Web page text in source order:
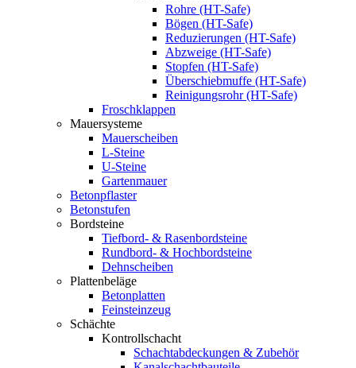
Rohre (HT-Safe)
Bögen (HT-Safe)
Reduzierungen (HT-Safe)
Abzweige (HT-Safe)
Stopfen (HT-Safe)
Überschiebmuffe (HT-Safe)
Reinigungsrohr (HT-Safe)
Froschklappen
Mauersysteme
Mauerscheiben
L-Steine
U-Steine
Gartenmauer
Betonpflaster
Betonstufen
Bordsteine
Tiefbord- & Rasenbordsteine
Rundbord- & Hochbordsteine
Dehnscheiben
Plattenbeläge
Betonplatten
Feinsteinzeug
Schächte
Kontrollschacht
Schachtabdeckungen & Zubehör